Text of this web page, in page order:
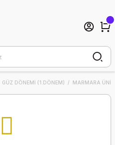
GÜZ DÖNEMİ (1.DÖNEM) MARMARA